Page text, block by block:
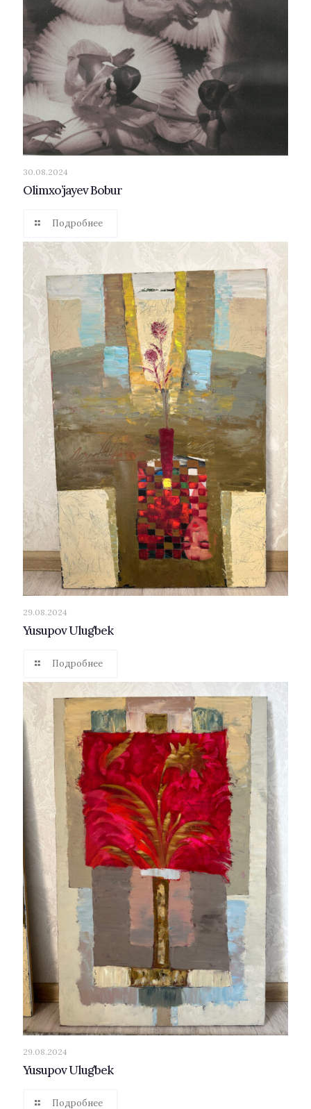
30.08.2024
Olimxo’jayev Bobur
Подробнее
29.08.2024
Yusupov Ulug’bek
Подробнее
29.08.2024
Yusupov Ulug’bek
Подробнее